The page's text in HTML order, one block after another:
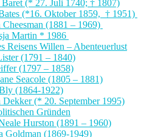
Baret (* 27. Juli 1740; † 1807)
(*16. Oktober 1859, † 1951)
(1881 – 1969)
Martin * 1986
Reisens Willen – Abenteuerlust
(1791 – 1840)
(1797 – 1858)
Seacole (1805 – 1881)
(1864-1922)
Dekker (* 20. September 1995)
Gründen
Hurston (1891 – 1960)
Goldman (1869-1949)